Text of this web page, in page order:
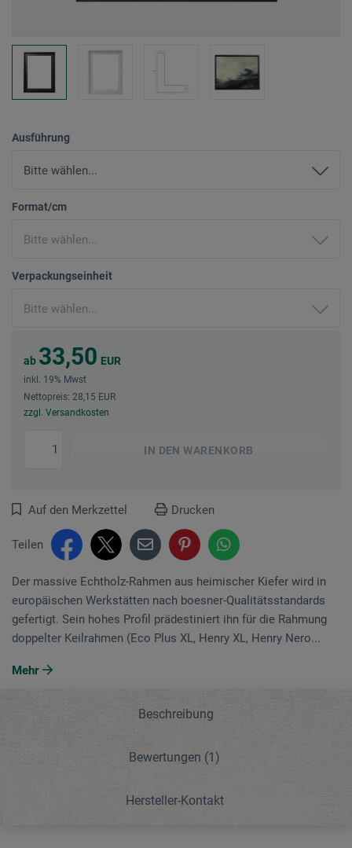
Ausführung
Format/cm
Verpackungseinheit
ab 33,50 EUR
inkl. 19% Mwst
Nettopreis: 28,15 EUR
zzgl. Versandkosten
IN DEN WARENKORB
Auf den Merkzettel Drucken
Teilen
Der massive Echtholz-Rahmen aus heimischer Kiefer wird in
europäischen Werkstätten nach boesner-Qualitätsstandards
gefertigt. Sein hohes Profil prädestiniert ihn für die Rahmung
doppelter Keilrahmen (Eco Plus XL, ­Henry XL, Henry Nero...
Mehr
Beschreibung
Bewertungen (1)
Hersteller-Kontakt